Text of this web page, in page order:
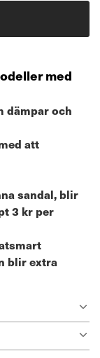
med
dämpar och
att
sandal, blir
3 kr per
blir extra